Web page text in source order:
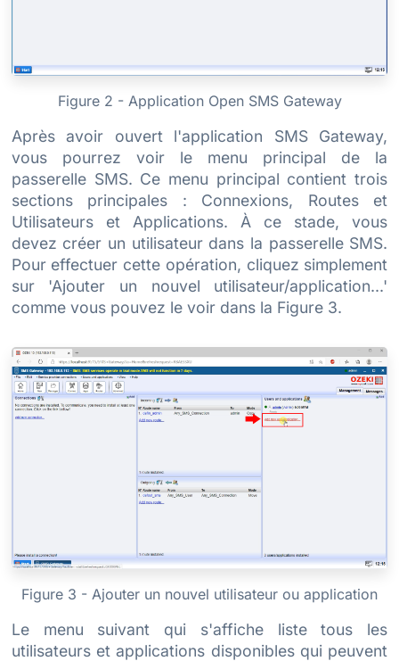
Figure 2 - Application Open SMS Gateway
Après avoir ouvert l'application SMS Gateway,
vous pourrez voir le menu principal de la
passerelle SMS. Ce menu principal contient trois
sections principales : Connexions, Routes et
Utilisateurs et Applications. À ce stade, vous
devez créer un utilisateur dans la passerelle SMS.
Pour effectuer cette opération, cliquez simplement
sur 'Ajouter un nouvel utilisateur/application...'
comme vous pouvez le voir dans la Figure 3.
Figure 3 - Ajouter un nouvel utilisateur ou application
Le menu suivant qui s'affiche liste tous les
utilisateurs et applications disponibles qui peuvent